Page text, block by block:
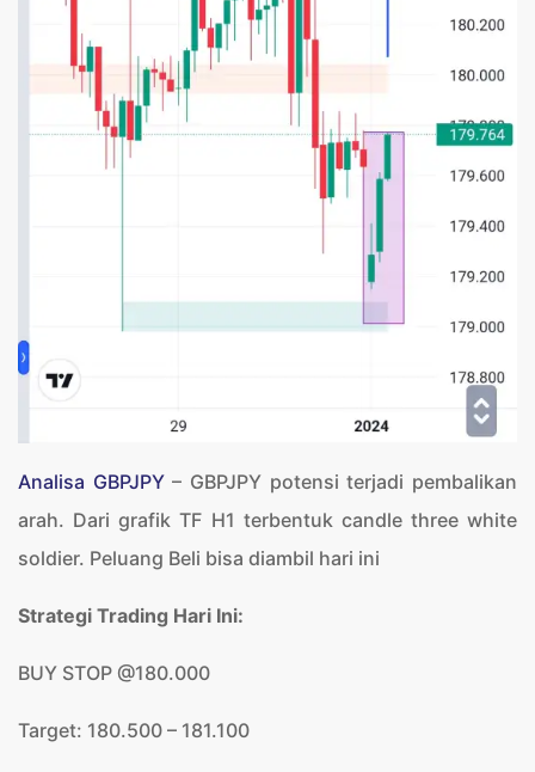
Analisa GBPJPY– GBPJPY potensi terjadi pembalikan
arah. Dari grafik TF H1 terbentuk candle three white
soldier. Peluang Beli bisa diambil hari ini
Strategi Trading Hari Ini:
BUY STOP @180.000
Target: 180.500 – 181.100